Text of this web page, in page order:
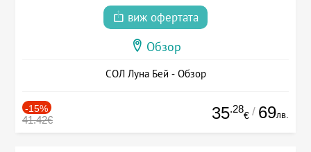
виж офертата
Обзор
СОЛ Луна Бей - Обзор
-15%
41.42€ 35.28
€ / 69лв.